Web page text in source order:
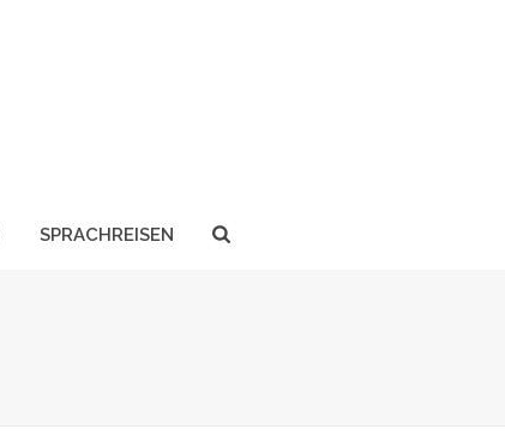
SPRACHREISEN